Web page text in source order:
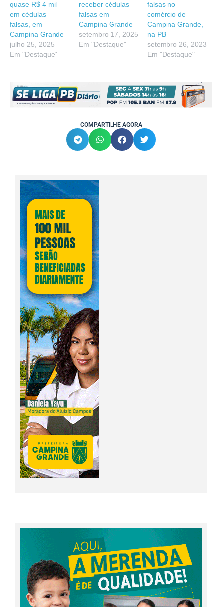
quase R$ 4 mil
em cédulas
falsas, em
Campina Grande
julho 25, 2025
Em "Destaque"
receber cédulas
falsas em
Campina Grande
setembro 17, 2025
Em "Destaque"
falsas no
comércio de
Campina Grande,
na PB
setembro 26, 2023
Em "Destaque"
COMPARTILHE AGORA